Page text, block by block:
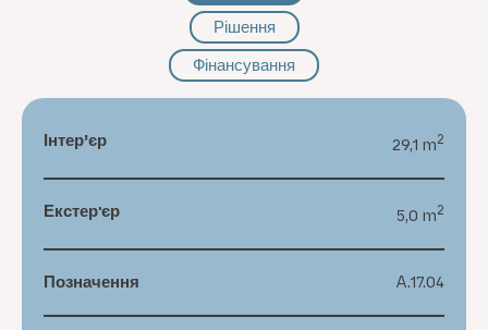
Рішення
Фінансування
Інтер’єр 29,1 m2
Екстер'єр 5,0 m2
Позначення A.17.04